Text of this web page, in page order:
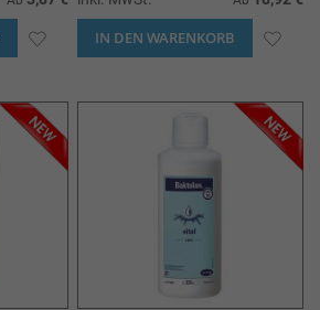
ZUR IN DEN WARENKORB ZUR